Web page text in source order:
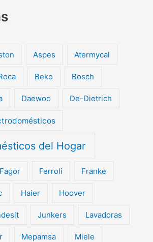
Aspes Atermycal
Beko Bosch
Daewoo De-Dietrich
del Hogar
Fagor Ferroli Franke
Haier Hoover
Junkers Lavadoras
Mepamsa Miele